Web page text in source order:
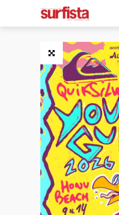
REVISTA DIGITAL
SECCIONES
ENTREVISTAS